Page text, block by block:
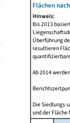
Flächen
Hinweis:
Bis 2013
Überführung
resultieren
Ab 2014
Die Siedlungs-
und der Fläche